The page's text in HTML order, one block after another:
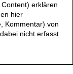
erklären
hier
Kommentar) von
nicht erfasst.